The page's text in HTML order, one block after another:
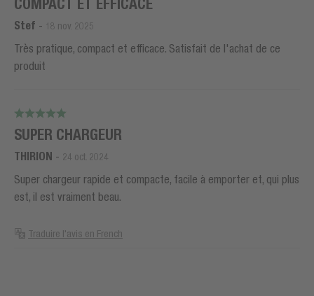
COMPACT ET EFFICACE
Stef - 18 nov. 2025
Très pratique, compact et efficace. Satisfait de l'achat de ce
produit
SUPER CHARGEUR
THIRION - 24 oct. 2024
Super chargeur rapide et compacte, facile à emporter et, qui plus
est, il est vraiment beau.
Traduire l'avis en French